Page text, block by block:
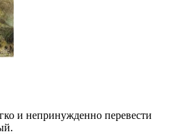
и непринужденно перевести